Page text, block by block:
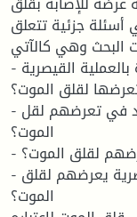
أسئلة جزئية تتعلق
البحث وهي كالآتي:
- هل لسن النساء المقبلات على الولادة بالعملية القيصرية
لقلق الموت؟
- هل تعدد ولادتهم بالعملية القيصرية يزيد في تعرضهم لقل
الموت؟
- هل حمل النساء ذو الخطورة يعرضهم لقلق الموت؟
- هل إقبالهم على الولادة بالعملية القيصرية يعرضهم لقلق
الموت؟